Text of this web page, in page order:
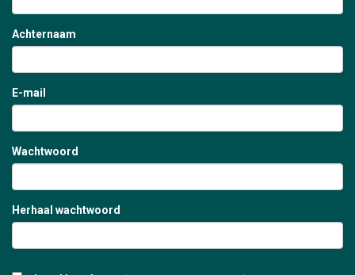
Menu
Login
Achternaam
E-mail
Wachtwoord
Herhaal wachtwoord